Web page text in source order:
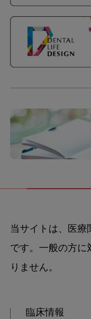
当サイトは、医療
です。一般の方に
りません。
臨床情報